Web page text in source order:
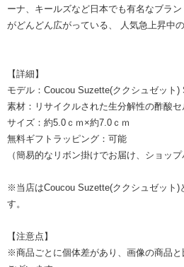
ーナ、キールズなど日本でも有名なブラ
がどんどん広がっている、 人気急上昇中の
【詳細】
モデル：Coucou Suzette(ククシュゼット)
素材：リサイクルされた生分解性の酢酸セ
サイズ：約5.0ｃｍ×約7.0ｃｍ
無料ギフトラッピング：可能
（簡易的なリボン掛けでお届け、ショッ
※当店はCoucou Suzette(ククシュゼット)
す。
【注意点】
※商品ごとに個体差があり、画像の商品